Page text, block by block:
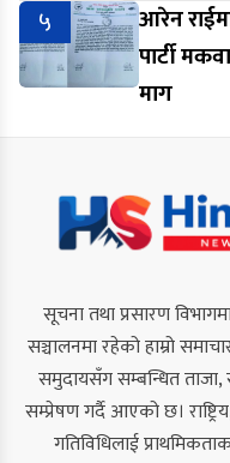
५
आरेन
पार्टी
माग
सूचना तथा प्रसारण
सञ्चालनमा रहेको हाम्रो
समुदायसँग सम्बन्धित ताजा,
सम्प्रेषण गर्दै आएको छ।
गतिविधिलाई